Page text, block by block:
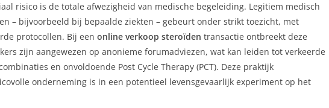
risico is de totale afwezigheid van medische begeleiding. Legitiem medisch
– bijvoorbeeld bij bepaalde ziekten – gebeurt onder strikt toezicht, met
protocollen. Bij een online verkoop steroïden transactie ontbreekt deze
zijn aangewezen op anonieme forumadviezen, wat kan leiden tot verkeerde
en onvoldoende Post Cycle Therapy (PCT). Deze praktijk
onderneming is in een potentieel levensgevaarlijk experiment op het